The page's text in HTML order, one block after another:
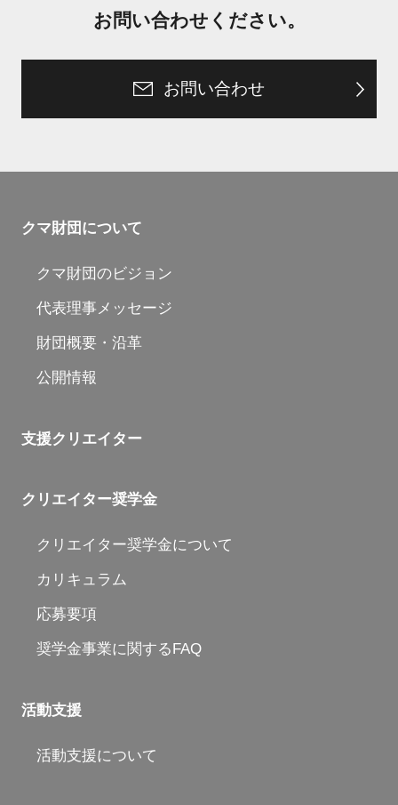
お問い合わせください。
お問い合わせ
クマ財団について
クマ財団のビジョン
代表理事メッセージ
財団概要・沿革
公開情報
支援クリエイター
クリエイター奨学金
クリエイター奨学金について
カリキュラム
応募要項
奨学金事業に関するFAQ
活動支援
活動支援について